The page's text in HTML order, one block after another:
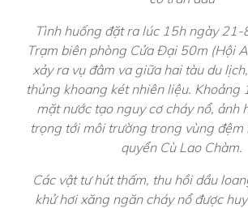
Tình huống đặt ra lúc 15h ngày 21-
Trạm biên phòng Cửa Đại 50m (Hội
xảy ra vụ đâm va giữa hai tàu du
thủng khoang két nhiên liệu. Khoảng
mặt nước tạo nguy cơ cháy nổ, ảnh
trọng tới môi trường trong vùng đệm
quyển Cù Lao Chàm.
Các vật tư hút thấm, thu hồi dầu
khử hơi xăng ngăn cháy nổ được